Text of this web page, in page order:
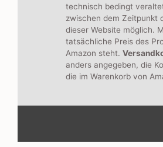
technisch bedingt
zwischen dem Zeitpunkt
dieser Website möglich.
tatsächliche Preis des
Amazon steht.
anders angegeben, die
die im Warenkorb von